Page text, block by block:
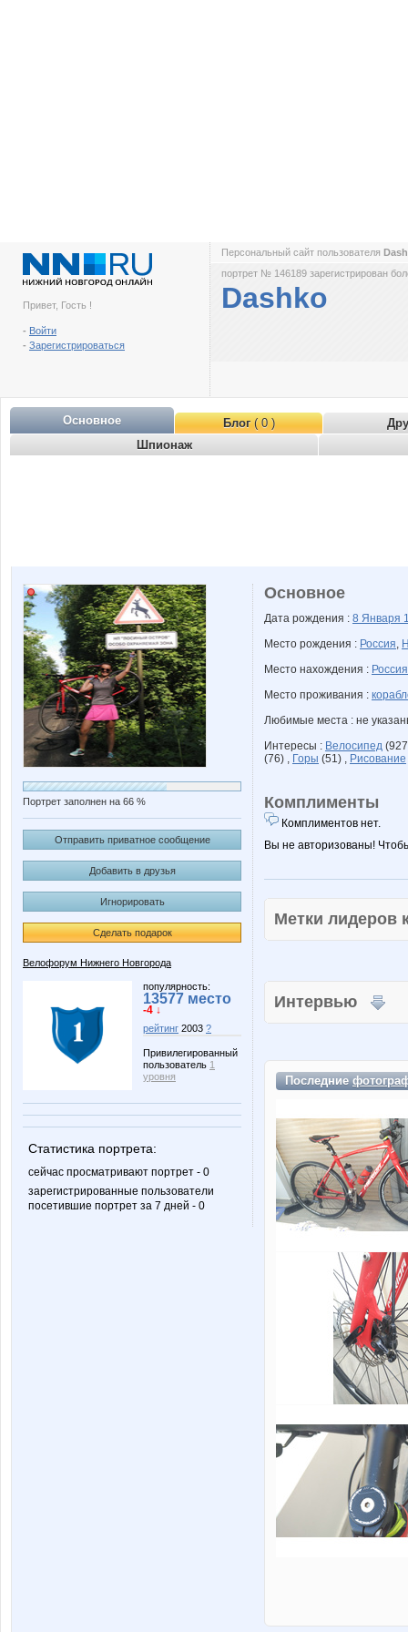
Привет, Гость !
- Войти
- Зарегистрироваться
Персональный сайт пользователя
портрет № 146189 зарегистрирован
Dashko
Основное Блог( 0 )
Шпионаж
Портрет заполнен на 66 %
Отправить приватное сообщение
Добавить в друзья
Игнорировать
Сделать подарок
Велофорум Нижнего Новгорода
популярность:
13577 место
-4 ↓
рейтинг 2003 ?
Привилегированный
пользователь 1
уровня
Статистика портрета:
сейчас просматривают портрет - 0
зарегистрированные пользователи
посетившие портрет за 7 дней - 0
Основное
Дата рождения : 8 Января
Место рождения : Россия,
Место нахождения : Россия
Место проживания :
Любимые места : не
Интересы : Велосипед
(76) , Горы (51) , Рисование
Комплименты
Комплиментов нет.
Вы не авторизованы!
Метки
Интервью
Последние